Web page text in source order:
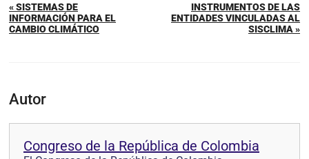
« SISTEMAS DE
INFORMACIÓN PARA EL
CAMBIO CLIMÁTICO
INSTRUMENTOS DE LAS
ENTIDADES VINCULADAS AL
SISCLIMA »
Autor
Congreso de la República de Colombia